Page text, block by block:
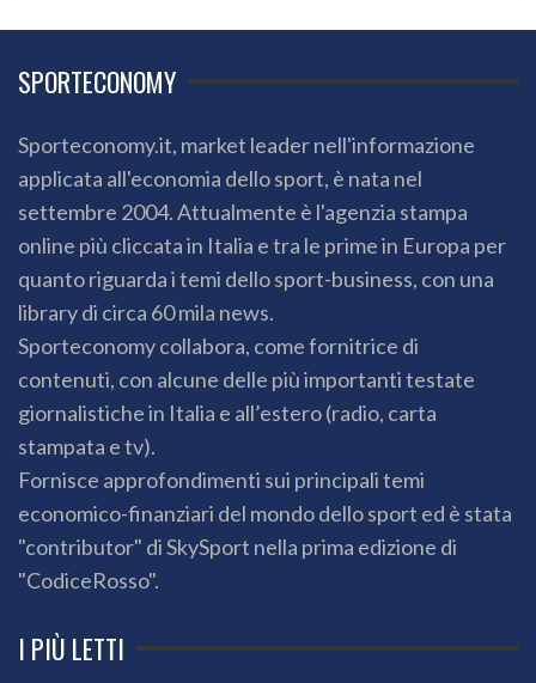
SPORTECONOMY
Sporteconomy.it, market leader nell'informazione
applicata all'economia dello sport, è nata nel
settembre 2004. Attualmente è l'agenzia stampa
online più cliccata in Italia e tra le prime in Europa per
quanto riguarda i temi dello sport-business, con una
library di circa 60 mila news.
Sporteconomy collabora, come fornitrice di
contenuti, con alcune delle più importanti testate
giornalistiche in Italia e all’estero (radio, carta
stampata e tv).
Fornisce approfondimenti sui principali temi
economico-finanziari del mondo dello sport ed è stata
"contributor" di SkySport nella prima edizione di
"CodiceRosso".
I PIÙ LETTI